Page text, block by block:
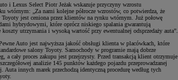
i Lexus Select Piotr Jeżak wskazuje przyczyny wzrostu
wtórnym: „Za nami kolejne półrocze wzrostów, co potwierdza, że
Toyoty jest ceniona przez klientów na rynku wtórnym. Już połowę
hybrydowymi, które oprócz niskiego spalania gwarantują
koszty utrzymania i wysoką wartość przy ewentualnej odsprzedaży auta”.
Auto jest najwyższa jakość obsługi klienta w placówkach, które
salony Toyoty. Samochody w programie mają dobrze
a cały proces zakupu jest przejrzysty. Przed transakcją klient otrzymuje
analizie 145 punktów każdego pojazdu przeprowadzanej
Auta innych marek przechodzą identyczną procedurę według tych